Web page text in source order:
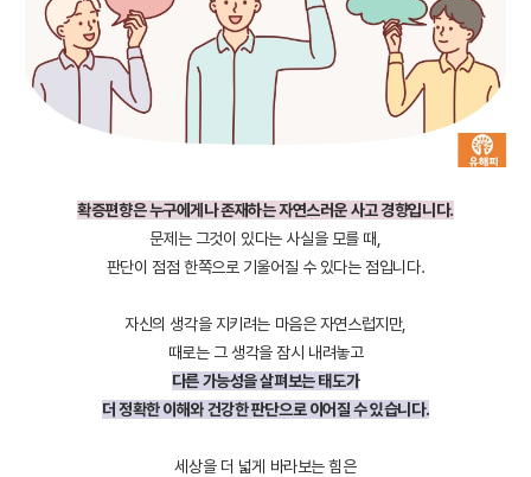
확증편향은 누구에게나 존재하는 자연스러운 사고 경향입니다.
문제는 그것이 있다는 사실을 모를 때,
판단이 점점 한쪽으로 기울어질 수 있다는 점입니다.
자신의 생각을 지키려는 마음은 자연스럽지만,
때로는 그 생각을 잠시 내려놓고
다른 가능성을 살펴보는 태도가
더 정확한 이해와 건강한 판단으로 이어질 수 있습니다.
세상을 더 넓게 바라보는 힘은